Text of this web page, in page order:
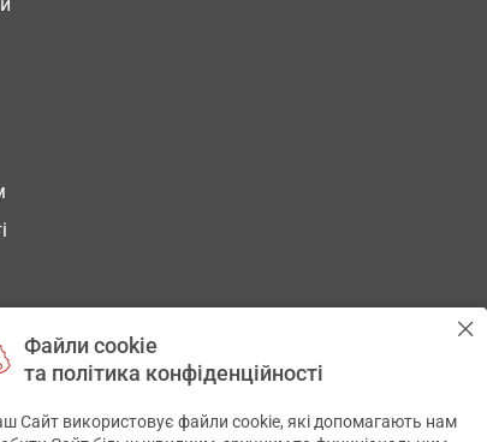
ЗДОРОВ’Я
Файли cookie
та політика конфіденційності
Сайт використовує файли cookie, які допомагають нам